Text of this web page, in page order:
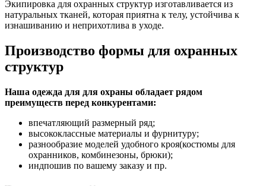
Экипировка для охранных структур изготавливается из
натуральных тканей, которая приятна к телу, устойчива к
изнашиванию и неприхотлива в уходе.
Производство формы для охранных
структур
Наша одежда для для охраны обладает рядом
преимуществ перед конкурентами:
впечатляющий размерный ряд;
высококлассные материалы и фурнитуру;
разнообразие моделей удобного кроя(костюмы для
охранников, комбинезоны, брюки);
индпошив по вашему заказу и пр.